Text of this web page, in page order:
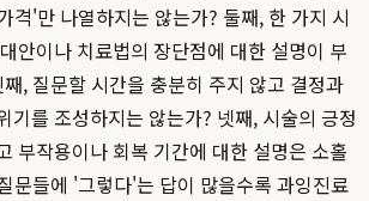
격'만 나열하지는 않는가? 둘째, 한 가지 시
안이나 치료법의 장단점에 대한 설명이 부
, 질문할 시간을 충분히 주지 않고 결정과
기를 조성하지는 않는가? 넷째, 시술의 긍정
부작용이나 회복 기간에 대한 설명은 소홀
문들에 '그렇다'는 답이 많을수록 과잉진료